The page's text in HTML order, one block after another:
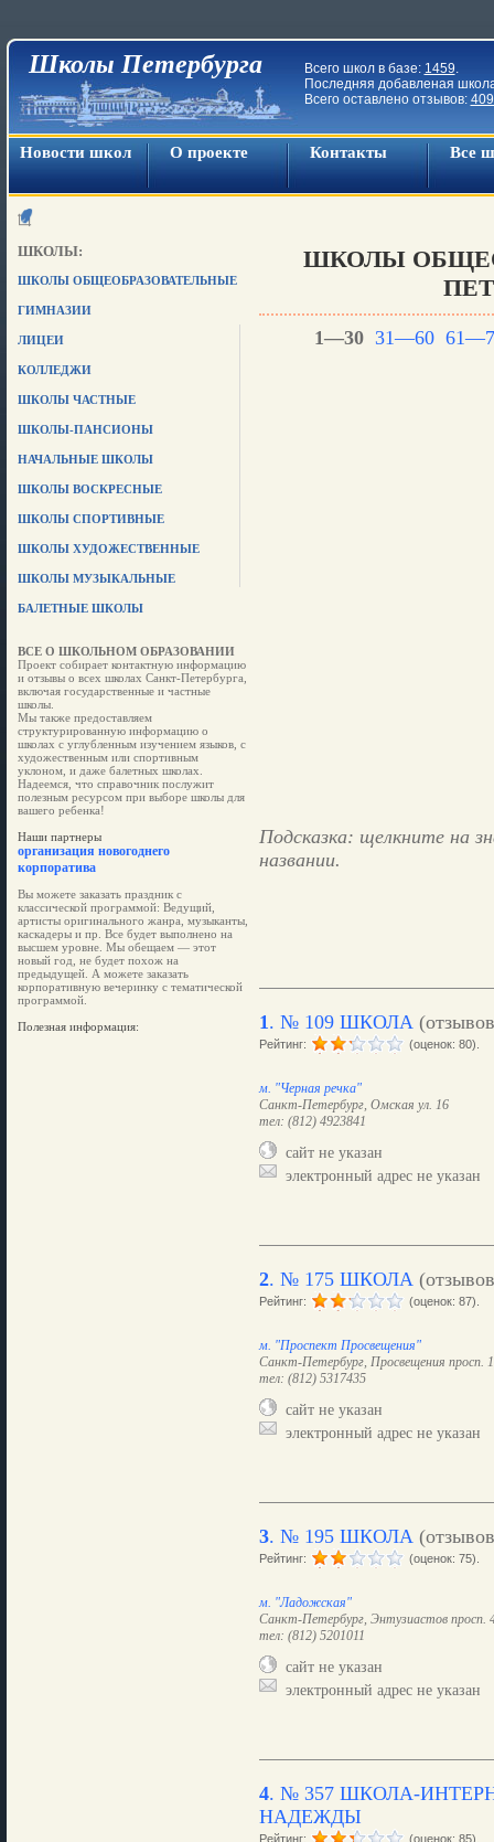
Школы Петербурга Всего школ в базе: 1459.
Последняя добавленая
Всего оставлено отзывов:
Новости школ О проекте Контакты Все
ШКОЛЫ:
ШКОЛЫ ОБЩЕОБРАЗОВАТЕЛЬНЫЕ
ГИМНАЗИИ
ЛИЦЕИ
КОЛЛЕДЖИ
ШКОЛЫ ЧАСТНЫЕ
ШКОЛЫ-ПАНСИОНЫ
НАЧАЛЬНЫЕ ШКОЛЫ
ШКОЛЫ ВОСКРЕСНЫЕ
ШКОЛЫ СПОРТИВНЫЕ
ШКОЛЫ ХУДОЖЕСТВЕННЫЕ
ШКОЛЫ МУЗЫКАЛЬНЫЕ
БАЛЕТНЫЕ ШКОЛЫ
ВСЕ О ШКОЛЬНОМ ОБРАЗОВАНИИ
Проект собирает контактную информацию
и отзывы о всех школах Санкт-Петербурга,
включая государственные и частные
школы.
Мы также предоставляем
структурированную информацию о
школах с углубленным изучением языков, с
художественным или спортивным
уклоном, и даже балетных школах.
Надеемся, что справочник послужит
полезным ресурсом при выборе школы для
вашего ребенка!
Наши партнеры
организация новогоднего
корпоратива
Вы можете заказать праздник с
классической программой: Ведущий,
артисты оригинального жанра, музыканты,
каскадеры и пр. Все будет выполнено на
высшем уровне. Мы обещаем — этот
новый год, не будет похож на
предыдущей. А можете заказать
корпоративную вечеринку с тематической
программой.
Полезная информация:
ШКОЛЫ
1—30 31—60
Подсказка: щелкните на
названии.
1. № 109 ШКОЛА
Рейтинг: (оценок: 80).
м. "Черная речка"
Санкт-Петербург, Омская ул. 16
тел: (812) 4923841
сайт не указан
электронный адрес не указан
2. № 175 ШКОЛА
Рейтинг: (оценок: 87).
м. "Проспект Просвещения"
Санкт-Петербург, Просвещения просп.
тел: (812) 5317435
сайт не указан
электронный адрес не указан
3. № 195 ШКОЛА
Рейтинг: (оценок: 75).
м. "Ладожская"
Санкт-Петербург, Энтузиастов просп.
тел: (812) 5201011
сайт не указан
электронный адрес не указан
4. № 357 ШКОЛА-
НАДЕЖДЫ
Рейтинг: (оценок: 85).